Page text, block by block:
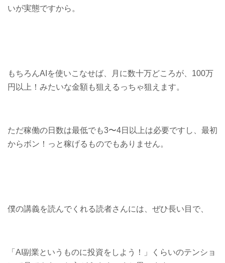
いが実態ですから。
もちろんAIを使いこなせば、月に数十万どころが、100万
円以上！みたいな金額も狙えるっちゃ狙えます。
ただ稼働の日数は最低でも3〜4日以上は必要ですし、最初
からボン！っと稼げるものでもありません。
僕の講義を読んでくれる読者さんには、ぜひ長い目で、
「AI副業というものに投資をしよう！」くらいのテンショ